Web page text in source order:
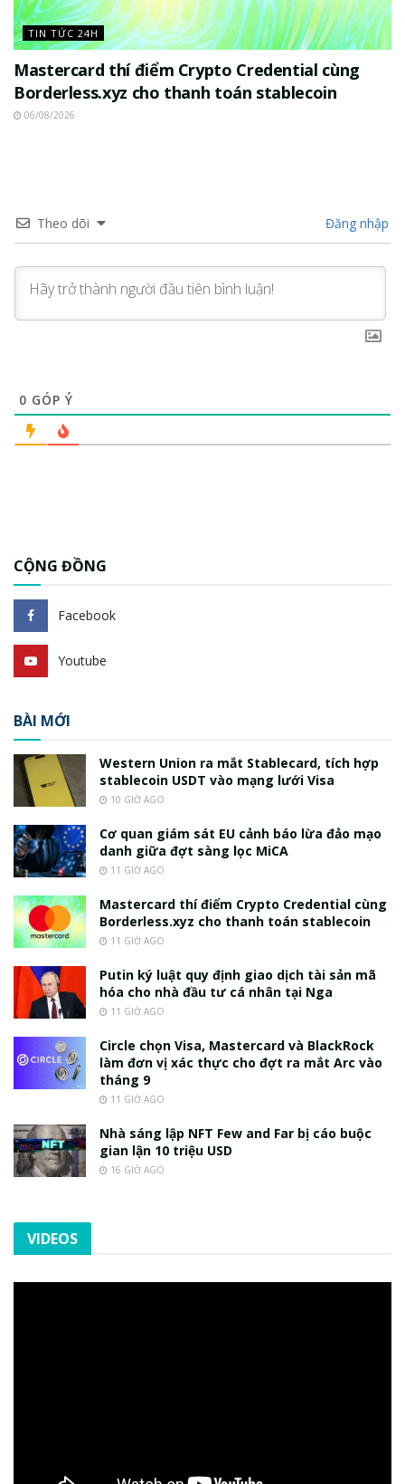
TIN TỨC 24H
Mastercard thí điểm Crypto Credential cùng
Borderless.xyz cho thanh toán stablecoin
06/08/2026
Theo dõi Đăng nhập
0 GÓP Ý
CỘNG ĐỒNG
Facebook
Youtube
BÀI MỚI
Western Union ra mắt Stablecard, tích hợp
stablecoin USDT vào mạng lưới Visa
10 GIỜ AGO
Cơ quan giám sát EU cảnh báo lừa đảo mạo
danh giữa đợt sàng lọc MiCA
11 GIỜ AGO
Mastercard thí điểm Crypto Credential cùng
Borderless.xyz cho thanh toán stablecoin
11 GIỜ AGO
Putin ký luật quy định giao dịch tài sản mã
hóa cho nhà đầu tư cá nhân tại Nga
11 GIỜ AGO
Circle chọn Visa, Mastercard và BlackRock
làm đơn vị xác thực cho đợt ra mắt Arc vào
tháng 9
11 GIỜ AGO
Nhà sáng lập NFT Few and Far bị cáo buộc
gian lận 10 triệu USD
16 GIỜ AGO
VIDEOS